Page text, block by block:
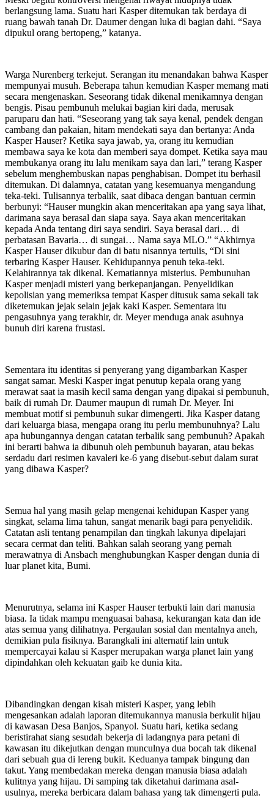
berlangsung lama. Suatu hari Kasper ditemukan tak berdaya di
ruang bawah tanah Dr. Daumer dengan luka di bagian dahi. “Saya
dipukul orang bertopeng,” katanya.
Warga Nurenberg terkejut. Serangan itu menandakan bahwa Kasper
mempunyai musuh. Beberapa tahun kemudian Kasper memang mati
secara mengenaskan. Seseorang tidak dikenal menikamnya dengan
bengis. Pisau pembunuh melukai bagian kiri dada, merusak
paruparu dan hati. “Seseorang yang tak saya kenal, pendek dengan
cambang dan pakaian, hitam mendekati saya dan bertanya: Anda
Kasper Hauser? Ketika saya jawab, ya, orang itu kemudian
membawa saya ke kota dan memberi saya dompet. Ketika saya mau
membukanya orang itu lalu menikam saya dan lari,” terang Kasper
sebelum menghembuskan napas penghabisan. Dompet itu berhasil
ditemukan. Di dalamnya, catatan yang kesemuanya mengandung
teka-teki. Tulisannya terbalik, saat dibaca dengan bantuan cermin
berbunyi: “Hauser mungkin akan menceritakan apa yang saya lihat,
darimana saya berasal dan siapa saya. Saya akan menceritakan
kepada Anda tentang diri saya sendiri. Saya berasal dari… di
perbatasan Bavaria… di sungai… Nama saya MLO.” “Akhirnya
Kasper Hauser dikubur dan di batu nisannya tertulis, “Di sini
terbaring Kasper Hauser. Kehidupannya penuh teka-teki.
Kelahirannya tak dikenal. Kematiannya misterius. Pembunuhan
Kasper menjadi misteri yang berkepanjangan. Penyelidikan
kepolisian yang memeriksa tempat Kasper ditusuk sama sekali tak
diketemukan jejak selain jejak kaki Kasper. Sementara itu
pengasuhnya yang terakhir, dr. Meyer menduga anak asuhnya
bunuh diri karena frustasi.
Sementara itu identitas si penyerang yang digambarkan Kasper
sangat samar. Meski Kasper ingat penutup kepala orang yang
merawat saat ia masih kecil sama dengan yang dipakai si pembunuh,
baik di rumah Dr. Daumer maupun di rumah Dr. Meyer. Ini
membuat motif si pembunuh sukar dimengerti. Jika Kasper datang
dari keluarga biasa, mengapa orang itu perlu membunuhnya? Lalu
apa hubungannya dengan catatan terbalik sang pembunuh? Apakah
ini berarti bahwa ia dibunuh oleh pembunuh bayaran, atau bekas
serdadu dari resimen kavaleri ke-6 yang disebut-sebut dalam surat
yang dibawa Kasper?
Semua hal yang masih gelap mengenai kehidupan Kasper yang
singkat, selama lima tahun, sangat menarik bagi para penyelidik.
Catatan asli tentang penampilan dan tingkah lakunya dipelajari
secara cermat dan teliti. Bahkan salah seorang yang pernah
merawatnya di Ansbach menghubungkan Kasper dengan dunia di
luar planet kita, Bumi.
Menurutnya, selama ini Kasper Hauser terbukti lain dari manusia
biasa. Ia tidak mampu menguasai bahasa, kekurangan kata dan ide
atas semua yang dilihatnya. Pergaulan sosial dan mentalnya aneh,
demikian pula fisiknya. Barangkali ini alternatif lain untuk
mempercayai kalau si Kasper merupakan warga planet lain yang
dipindahkan oleh kekuatan gaib ke dunia kita.
Dibandingkan dengan kisah misteri Kasper, yang lebih
mengesankan adalah laporan ditemukannya manusia berkulit hijau
di kawasan Desa Banjos, Spanyol. Suatu hari, ketika sedang
beristirahat siang sesudah bekerja di ladangnya para petani di
kawasan itu dikejutkan dengan munculnya dua bocah tak dikenal
dari sebuah gua di lereng bukit. Keduanya tampak bingung dan
takut. Yang membedakan mereka dengan manusia biasa adalah
kulitnya yang hijau. Di samping tak diketahui darimana asal-
usulnya, mereka berbicara dalam bahasa yang tak dimengerti pula.